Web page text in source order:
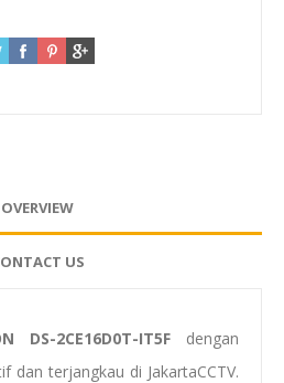
OVERVIEW
US
DS-2CE16D0T-IT5F dengan
dan terjangkau di JakartaCCTV.